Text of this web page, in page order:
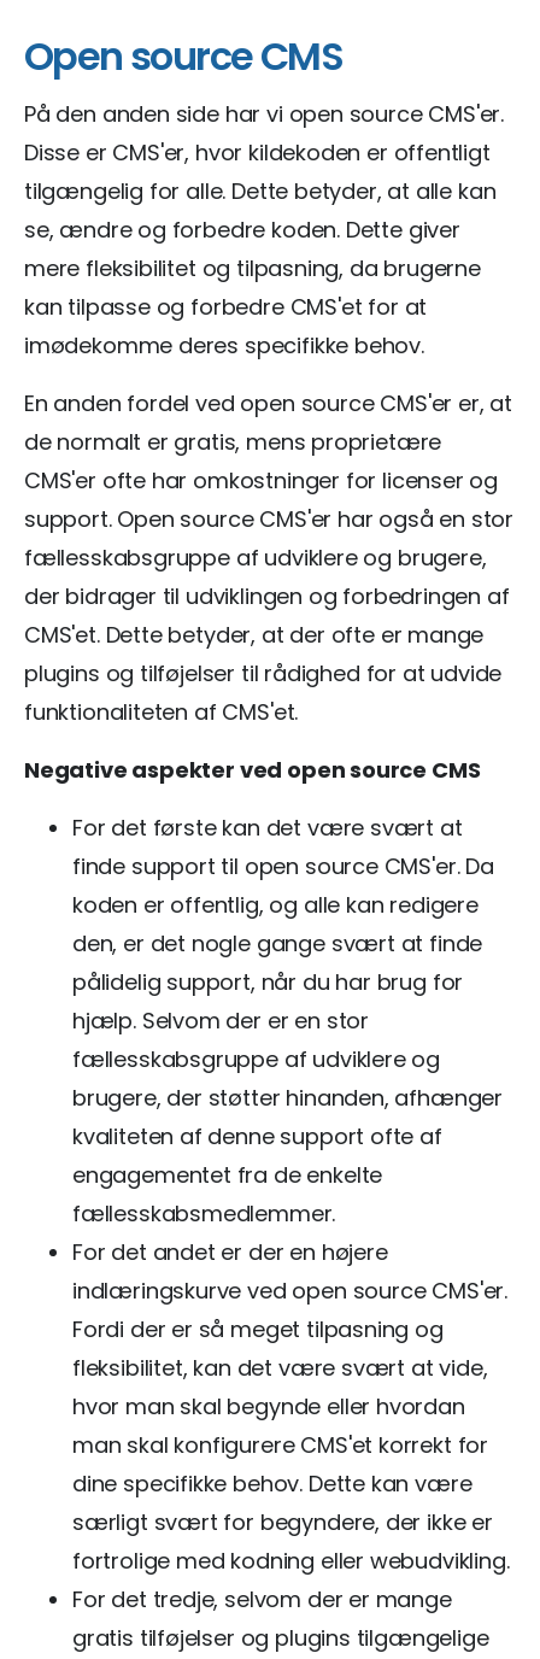
Open source CMS
På den anden side har vi open source CMS'er.
Disse er CMS'er, hvor kildekoden er offentligt
tilgængelig for alle. Dette betyder, at alle kan
se, ændre og forbedre koden. Dette giver
mere fleksibilitet og tilpasning, da brugerne
kan tilpasse og forbedre CMS'et for at
imødekomme deres specifikke behov.
En anden fordel ved open source CMS'er er, at
de normalt er gratis, mens proprietære
CMS'er ofte har omkostninger for licenser og
support. Open source CMS'er har også en stor
fællesskabsgruppe af udviklere og brugere,
der bidrager til udviklingen og forbedringen af
CMS'et. Dette betyder, at der ofte er mange
plugins og tilføjelser til rådighed for at udvide
funktionaliteten af CMS'et.
Negative aspekter ved open source CMS
For det første kan det være svært at
finde support til open source CMS'er. Da
koden er offentlig, og alle kan redigere
den, er det nogle gange svært at finde
pålidelig support, når du har brug for
hjælp. Selvom der er en stor
fællesskabsgruppe af udviklere og
brugere, der støtter hinanden, afhænger
kvaliteten af denne support ofte af
engagementet fra de enkelte
fællesskabsmedlemmer.
For det andet er der en højere
indlæringskurve ved open source CMS'er.
Fordi der er så meget tilpasning og
fleksibilitet, kan det være svært at vide,
hvor man skal begynde eller hvordan
man skal konfigurere CMS'et korrekt for
dine specifikke behov. Dette kan være
særligt svært for begyndere, der ikke er
fortrolige med kodning eller webudvikling.
For det tredje, selvom der er mange
gratis tilføjelser og plugins tilgængelige